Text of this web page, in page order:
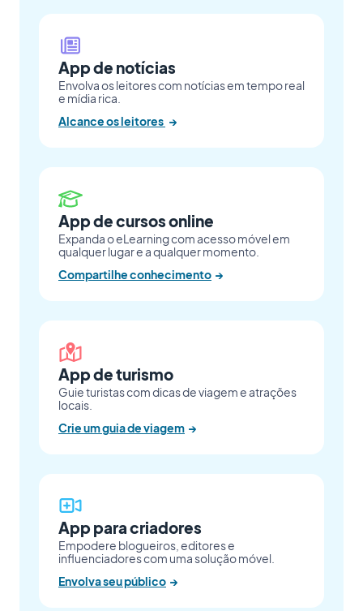
App de notícias
Envolva os leitores com notícias em tempo real
e mídia rica.
Alcance os leitores →
App de cursos online
Expanda o eLearning com acesso móvel em
qualquer lugar e a qualquer momento.
Compartilhe conhecimento →
App de turismo
Guie turistas com dicas de viagem e atrações
locais.
Crie um guia de viagem →
App para criadores
Empodere blogueiros, editores e
influenciadores com uma solução móvel.
Envolva seu público →